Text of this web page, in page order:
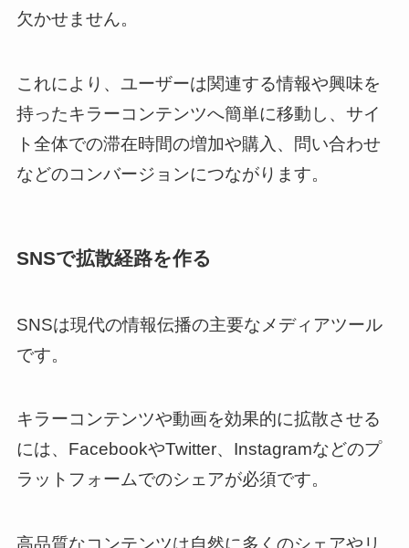
欠かせません。
これにより、ユーザーは関連する情報や興味を
持ったキラーコンテンツへ簡単に移動し、サイ
ト全体での滞在時間の増加や購入、問い合わせ
などのコンバージョンにつながります。
SNSで拡散経路を作る
SNSは現代の情報伝播の主要なメディアツール
です。
キラーコンテンツや動画を効果的に拡散させる
には、FacebookやTwitter、Instagramなどのプ
ラットフォームでのシェアが必須です。
高品質なコンテンツは自然に多くのシェアやリ